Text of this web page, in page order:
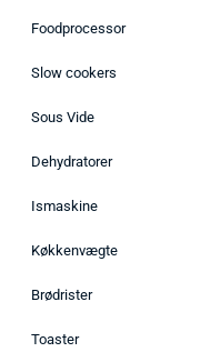
Foodprocessor
Slow cookers
Sous Vide
Dehydratorer
Ismaskine
Køkkenvægte
Brødrister
Toaster